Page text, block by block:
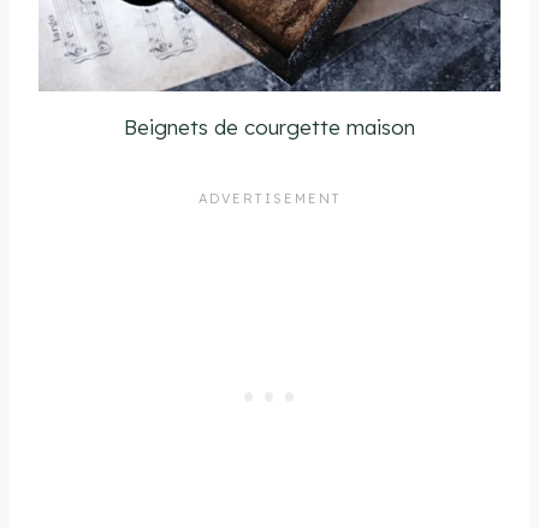
Beignets de courgette maison